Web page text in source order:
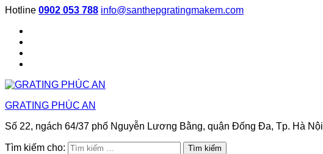
Hotline 0902 053 788 info@santhepgratingmakem.com
GRATING PHÚC AN
Số 22, ngách 64/37 phố Nguyễn Lương Bằng, quận Đống Đa, Tp. Hà Nội
Tìm kiếm cho: